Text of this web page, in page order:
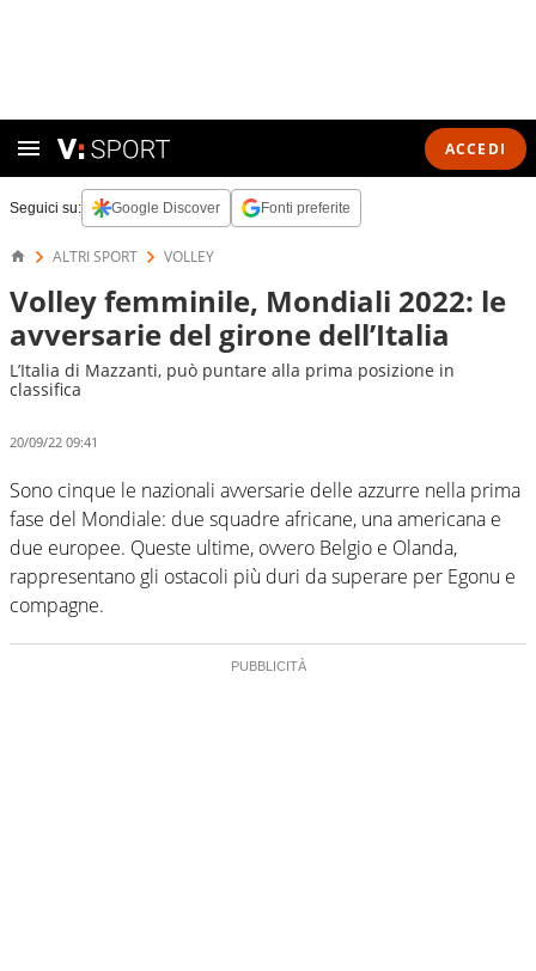
ACCEDI
Seguici su: Google Discover Fonti preferite
ALTRI SPORT VOLLEY
Volley femminile, Mondiali 2022: le
avversarie del girone dell’Italia
L’Italia di Mazzanti, può puntare alla prima posizione in
classifica
20/09/22 09:41
Sono cinque le nazionali avversarie delle azzurre nella prima
fase del Mondiale: due squadre africane, una americana e
due europee. Queste ultime, ovvero Belgio e Olanda,
rappresentano gli ostacoli più duri da superare per Egonu e
compagne.